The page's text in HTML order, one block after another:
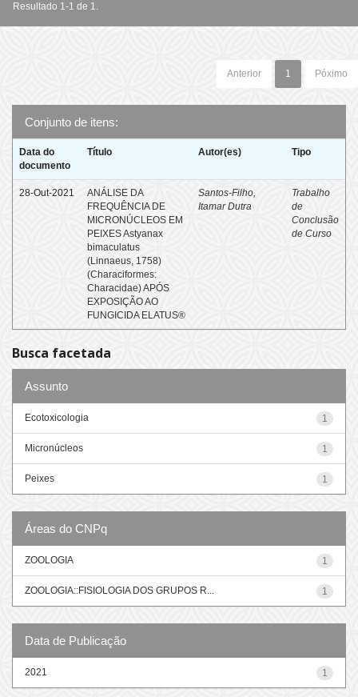
Resultado 1-1 de 1.
Anterior 1 Póximo
Conjunto de itens:
Data do
documento
Título Autor(es) Tipo
28-Out-2021
ANÁLISE DA
FREQUÊNCIA DE
MICRONÚCLEOS EM
PEIXES Astyanax
bimaculatus
(Linnaeus, 1758)
(Characiformes:
Characidae) APÓS
EXPOSIÇÃO AO
FUNGICIDA ELATUS®
Santos-Filho,
Itamar Dutra
Trabalho
de
Conclusão
de Curso
Busca facetada
Assunto
1
Ecotoxicologia
1
Micronúcleos
1
Peixes
Áreas do CNPq
1
ZOOLOGIA
1
ZOOLOGIA::FISIOLOGIA DOS GRUPOS R...
Data de Publicação
1
2021